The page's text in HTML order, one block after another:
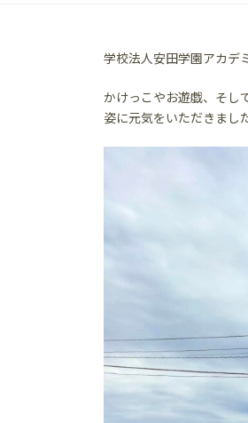
学校法人安田学園アカデ
かけっこやお遊戯、そし
姿に元気をいただきました